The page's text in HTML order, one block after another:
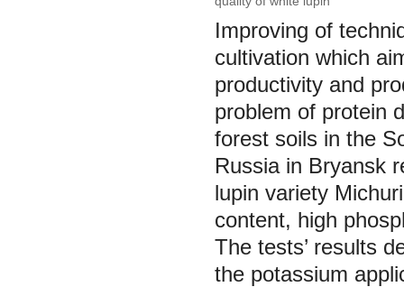
Improving of
cultivation which
productivity and
problem of protein
forest soils in the
Russia in Bryansk
lupin variety
content, high
The tests’ results
the potassium